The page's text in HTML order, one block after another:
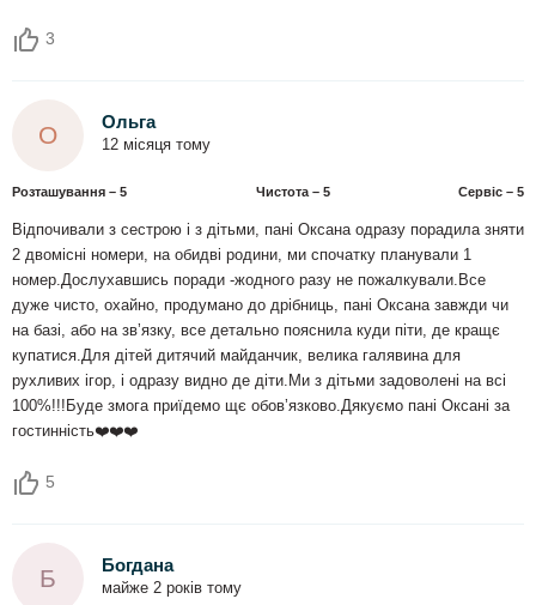
3
О Ольга
12 місяця тому
Розташування – 5 Чистота – 5 Сервіс – 5
Відпочивали з сестрою і з дітьми, пані Оксана одразу порадила зняти
2 двомісні номери, на обидві родини, ми спочатку планували 1
номер.Дослухавшись поради -жодного разу не пожалкували.Все
дуже чисто, охайно, продумано до дрібниць, пані Оксана завжди чи
на базі, або на звʼязку, все детально пояснила куди піти, де кращє
купатися.Для дітей дитячий майданчик, велика галявина для
рухливих ігор, і одразу видно де діти.Ми з дітьми задоволені на всі
100%!!!Буде змога приїдемо щє обовʼязково.Дякуємо пані Оксані за
гостинність❤️❤️❤️
5
Б Богдана
майже 2 років тому